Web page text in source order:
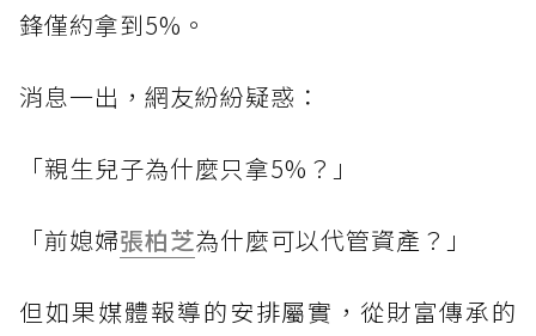
鋒僅約拿到5%。
消息一出，網友紛紛疑惑：
「親生兒子為什麼只拿5%？」
「前媳婦張柏芝為什麼可以代管資產？」
但如果媒體報導的安排屬實，從財富傳承的